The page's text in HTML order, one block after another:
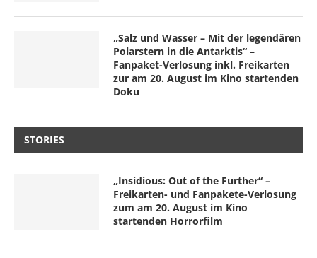
„Salz und Wasser – Mit der legendären
Polarstern in die Antarktis“ –
Fanpaket-Verlosung inkl. Freikarten
zur am 20. August im Kino startenden
Doku
STORIES
„Insidious: Out of the Further“ –
Freikarten- und Fanpakete-Verlosung
zum am 20. August im Kino
startenden Horrorfilm